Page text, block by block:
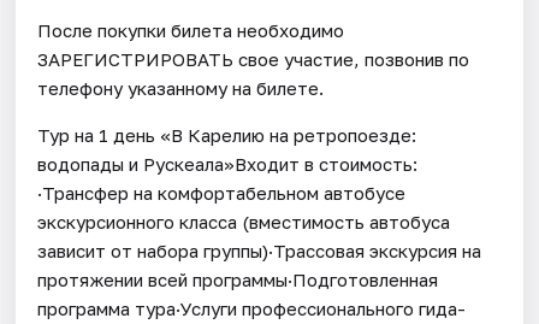
После покупки билета необходимо
ЗАРЕГИСТРИРОВАТЬ свое участие, позвонив по
телефону указанному на билете.
Тур на 1 день «В Карелию на ретропоезде:
водопады и Рускеала»Входит в стоимость:
·Трансфер на комфортабельном автобусе
экскурсионного класса (вместимость автобуса
зависит от набора группы)·Трассовая экскурсия на
протяжении всей программы·Подготовленная
программа тура·Услуги профессионального гида-